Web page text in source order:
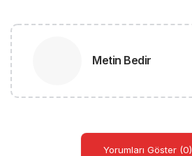
Metin Bedir
Yorumları Göster (0)